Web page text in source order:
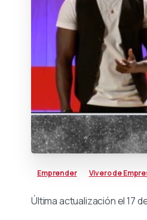
Emprender Vivero de
Última actualización el 17